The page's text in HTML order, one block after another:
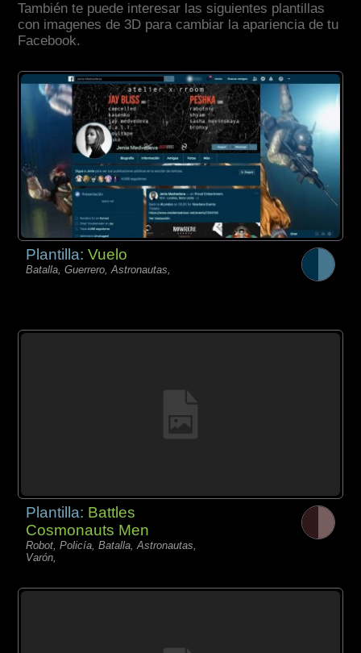
También te puede interesar las siguientes plantillas
con imagenes de 3D para cambiar la apariencia de tu
Facebook.
Plantilla:Vuelo
Batalla, Guerrero, Astronautas,
Plantilla: Battles
Cosmonauts Men
Robot, Policía, Batalla, Astronautas,
Varón,